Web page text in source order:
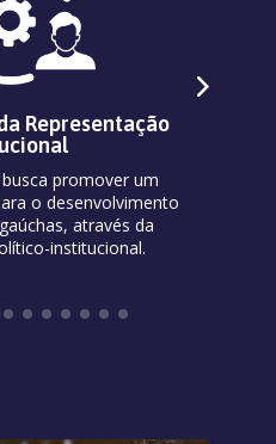
Representação
promover um
o desenvolvimento
através da
institucional.